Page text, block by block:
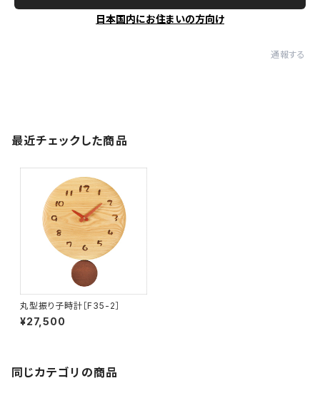
日本国内にお住まいの方向け
通報する
最近チェックした商品
丸型振り子時計［F35-2］
¥27,500
同じカテゴリの商品